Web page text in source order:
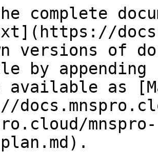
complete
versions of
by
available as